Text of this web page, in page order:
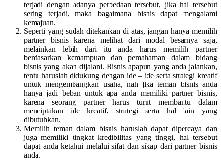
terjadi dengan adanya perbedaan tersebut, jika hal tersebut
sering terjadi, maka bagaimana bisnis dapat mengalami
kemajuan.
Seperti yang sudah ditekankan di atas, jangan hanya memilih
partner bisnis karena melihat dari modal besarnya saja,
melainkan lebih dari itu anda harus memilih partner
berdasarkan kemampuan dan pemahaman dalam bidang
bisnis yang akan dijalani. Bisnis apapun yang anda jalankan,
tentu haruslah didukung dengan ide – ide serta strategi kreatif
untuk mengembangkan usaha, nah jika teman bisnis anda
hanya jadi beban untuk apa anda memiliki partner bisnis,
karena seorang partner harus turut membantu dalam
menciptakan ide kreatif, strategi serta hal lain yang
dibutuhkan.
Memilih teman dalam bisnis haruslah dapat dipercaya dan
juga memiliki tingkat kredibilitas yang tinggi, hal tersebut
dapat anda ketahui melalui sifat dan sikap dari partner bisnis
anda.